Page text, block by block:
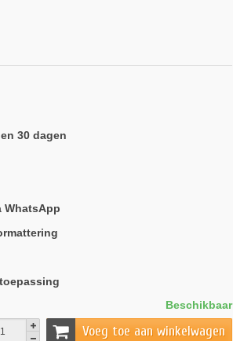
30 dagen
WhatsApp
Beschikbaar
Voeg toe aan winkelwagen